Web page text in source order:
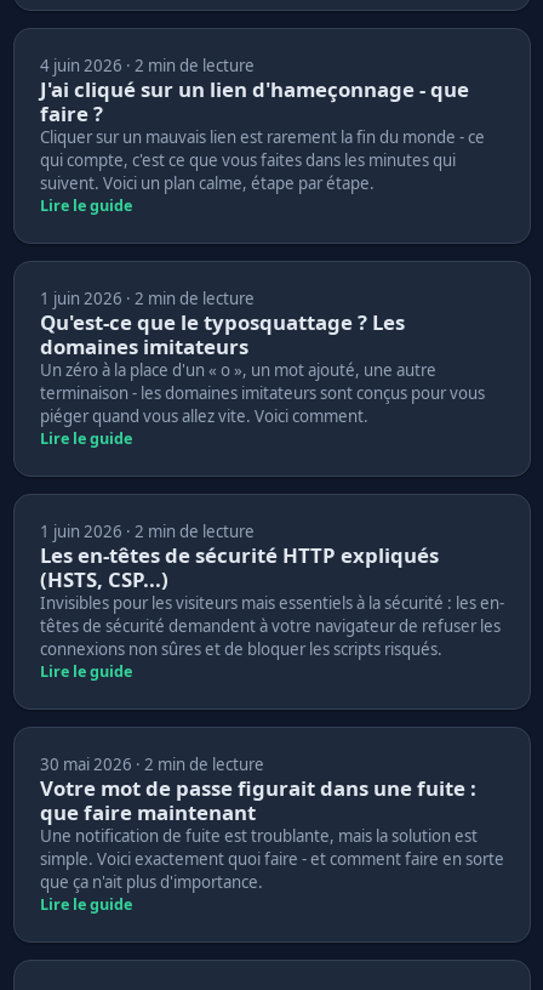
4 juin 2026 · 2 min de lecture
J'ai cliqué sur un lien d'hameçonnage - que
faire ?
Cliquer sur un mauvais lien est rarement la fin du monde - ce
qui compte, c'est ce que vous faites dans les minutes qui
suivent. Voici un plan calme, étape par étape.
Lire le guide
1 juin 2026 · 2 min de lecture
Qu'est-ce que le typosquattage ? Les
domaines imitateurs
Un zéro à la place d'un « o », un mot ajouté, une autre
terminaison - les domaines imitateurs sont conçus pour vous
piéger quand vous allez vite. Voici comment.
Lire le guide
1 juin 2026 · 2 min de lecture
Les en-têtes de sécurité HTTP expliqués
(HSTS, CSP...)
Invisibles pour les visiteurs mais essentiels à la sécurité : les en-
têtes de sécurité demandent à votre navigateur de refuser les
connexions non sûres et de bloquer les scripts risqués.
Lire le guide
30 mai 2026 · 2 min de lecture
Votre mot de passe figurait dans une fuite :
que faire maintenant
Une notification de fuite est troublante, mais la solution est
simple. Voici exactement quoi faire - et comment faire en sorte
que ça n'ait plus d'importance.
Lire le guide